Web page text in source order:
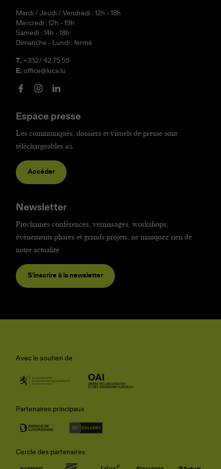
Mardi / Jeudi / Vendredi : 12h - 18h
Mercredi : 12h - 19h
Samedi : 14h - 18h
Dimanche - Lundi : fermé
T. +352/ 42 75 55
E. office@luca.lu
Espace presse
Les communiqués, dossiers et visuels de presse sont
téléchargeables ici.
Accéder
Newsletter
Prochaines conférences, vernissages, workshops,
évènements phares et grands projets, ne manquez rien de
notre actualité.
S’inscrire à la newsletter
Avec le soutien de
Partenaires principaux
Cercle des partenaires